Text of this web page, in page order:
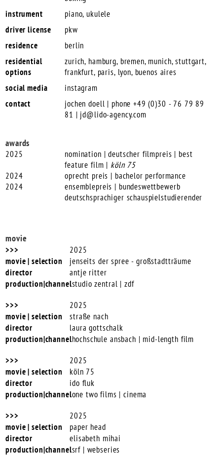
instrument
piano, ukulele
driver license
pkw
residence
berlin
residential
options
zurich, hamburg, bremen, munich, stuttgart,
frankfurt, paris, lyon, buenos aires
social media
instagram
contact
jochen doell | phone +49 (0)30 - 76 79 89
81 | jd@lido-agency.com
awards
2025
nomination | deutscher filmpreis | best
feature film | köln 75
2024
oprecht preis | bachelor performance
2024
ensemblepreis | bundeswettbewerb
deutschsprachiger schauspielstudierender
movie
2025
jenseits der spree - großstadtträume
antje ritter
studio zentral | zdf
2025
straße nach
laura gottschalk
hochschule ansbach | mid-length film
2025
köln 75
ido fluk
one two films | cinema
2025
paper head
elisabeth mihai
srf | webseries